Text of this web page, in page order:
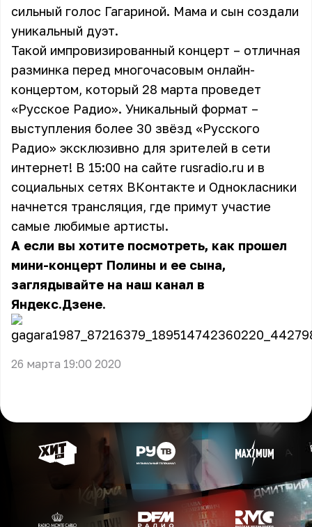
сильный голос Гагариной. Мама и сын создали
уникальный дуэт.
Такой импровизированный концерт – отличная
разминка перед многочасовым онлайн-
концертом, который 28 марта проведет
«Русское Радио». Уникальный формат –
выступления более 30 звёзд «Русского
Радио» эксклюзивно для зрителей в сети
интернет! В 15:00 на сайте rusradio.ru и в
социальных сетях ВКонтакте и Однокласники
начнется трансляция, где примут участие
самые любимые артисты.
А если вы хотите посмотреть, как прошел
мини-концерт Полины и ее сына,
заглядывайте на наш канал в
Яндекс.Дзене.
26 марта 19:00 2020